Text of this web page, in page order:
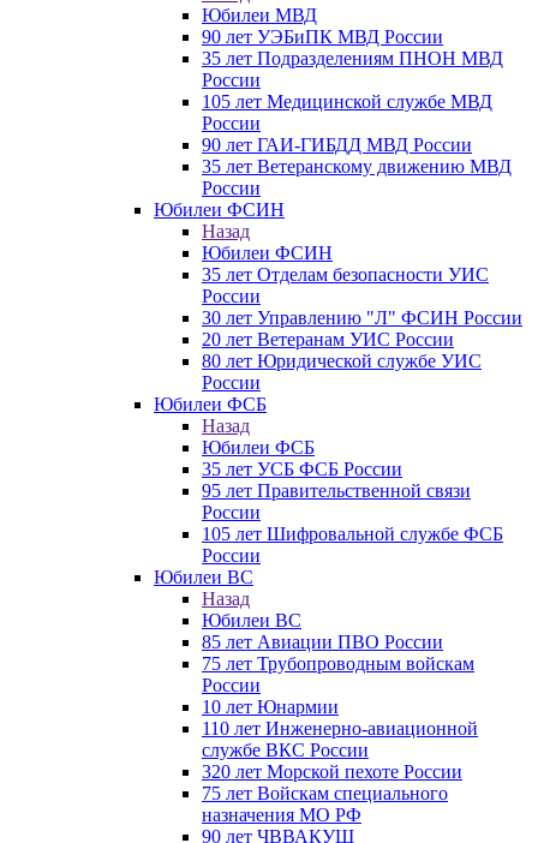
Юбилеи МВД
90 лет УЭБиПК МВД России
35 лет Подразделениям ПНОН МВД
России
105 лет Медицинской службе МВД
России
90 лет ГАИ-ГИБДД МВД России
35 лет Ветеранскому движению МВД
России
Юбилеи ФСИН
Назад
Юбилеи ФСИН
35 лет Отделам безопасности УИС
России
30 лет Управлению "Л" ФСИН России
20 лет Ветеранам УИС России
80 лет Юридической службе УИС
России
Юбилеи ФСБ
Назад
Юбилеи ФСБ
35 лет УСБ ФСБ России
95 лет Правительственной связи
России
105 лет Шифровальной службе ФСБ
России
Юбилеи ВС
Назад
Юбилеи ВС
85 лет Авиации ПВО России
75 лет Трубопроводным войскам
России
10 лет Юнармии
110 лет Инженерно-авиационной
службе ВКС России
320 лет Морской пехоте России
75 лет Войскам специального
назначения МО РФ
90 лет ЧВВАКУШ